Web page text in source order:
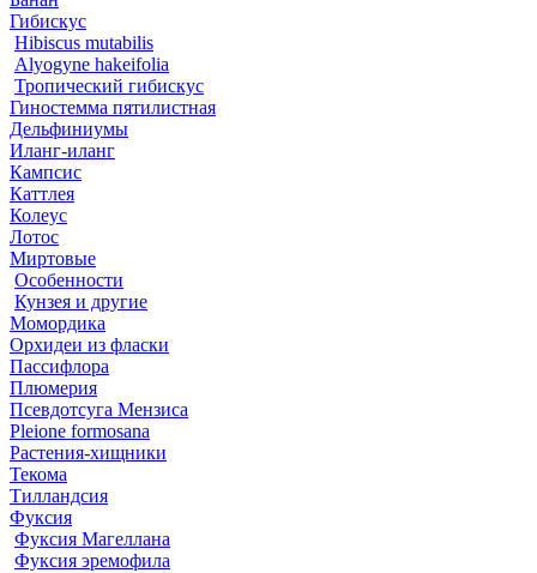
Гибискус
Hibiscus mutabilis
Alyogyne hakeifolia
Тропический гибискус
Гиностемма пятилистная
Дельфиниумы
Иланг-иланг
Кампсис
Каттлея
Колеус
Лотос
Миртовые
Особенности
Кунзея и другие
Момордика
Орхидеи из фласки
Пассифлора
Плюмерия
Псевдотсуга Мензиса
Pleione formosana
Растения-хищники
Текома
Тилландсия
Фуксия
Фуксия Магеллана
Фуксия эремофила